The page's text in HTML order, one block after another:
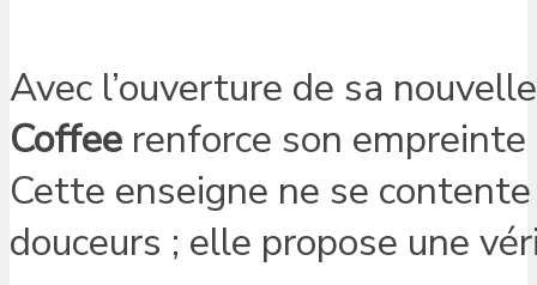
Avec l’ouverture de sa
Coffee renforce son
Cette enseigne ne se
douceurs ; elle propose une